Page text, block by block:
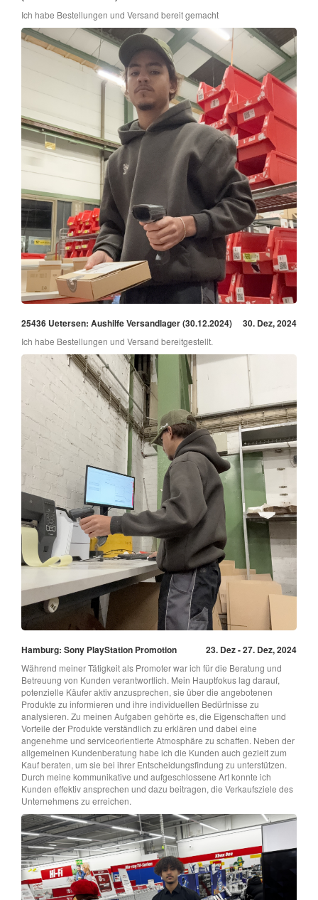
Ich habe Bestellungen und Versand bereit gemacht
25436 Uetersen: Aushilfe Versandlager (30.12.2024) 30. Dez, 2024
Ich habe Bestellungen und Versand bereitgestellt.
Hamburg: Sony PlayStation Promotion 23. Dez - 27. Dez, 2024
Während meiner Tätigkeit als Promoter war ich für die Beratung und
Betreuung von Kunden verantwortlich. Mein Hauptfokus lag darauf,
potenzielle Käufer aktiv anzusprechen, sie über die angebotenen
Produkte zu informieren und ihre individuellen Bedürfnisse zu
analysieren. Zu meinen Aufgaben gehörte es, die Eigenschaften und
Vorteile der Produkte verständlich zu erklären und dabei eine
angenehme und serviceorientierte Atmosphäre zu schaffen. Neben der
allgemeinen Kundenberatung habe ich die Kunden auch gezielt zum
Kauf beraten, um sie bei ihrer Entscheidungsfindung zu unterstützen.
Durch meine kommunikative und aufgeschlossene Art konnte ich
Kunden effektiv ansprechen und dazu beitragen, die Verkaufsziele des
Unternehmens zu erreichen.